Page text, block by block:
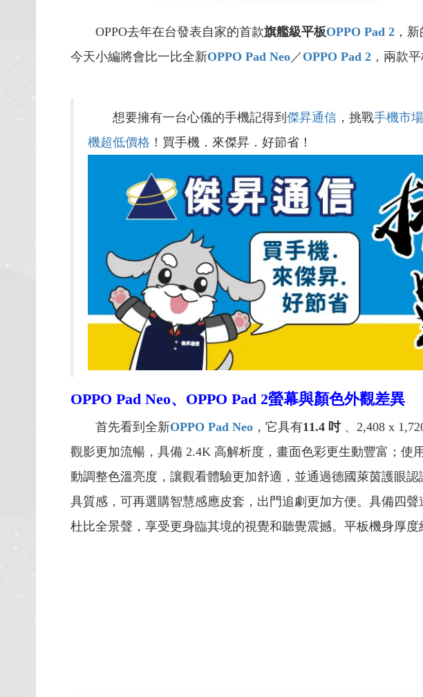
OPPO去年在台發表自家的首款旗艦級平板OPPO Pad 2 ，
今天小編將會比一比全新OPPO Pad Neo ／ OPPO Pad 2 ，兩款
想要擁有一台心儀的手機記得到 傑昇通信 ，挑戰手機市
機超低價格 ！買手機．來傑昇．好節省！
OPPO Pad Neo、OPPO Pad 2螢幕與顏色外觀差異
首先看到全新OPPO Pad Neo ，它具有11.4 吋、2,408 x
觀影更加流暢，具備 2.4K 高解析度，畫面色彩更生動豐富；
動調整色溫亮度，讓觀看體驗更加舒適，並通過德國萊茵護眼認
具質感，可再選購智慧感應皮套，出門追劇更加方便。具備四
杜比全景聲，享受更身臨其境的視覺和聽覺震撼。平板機身厚度